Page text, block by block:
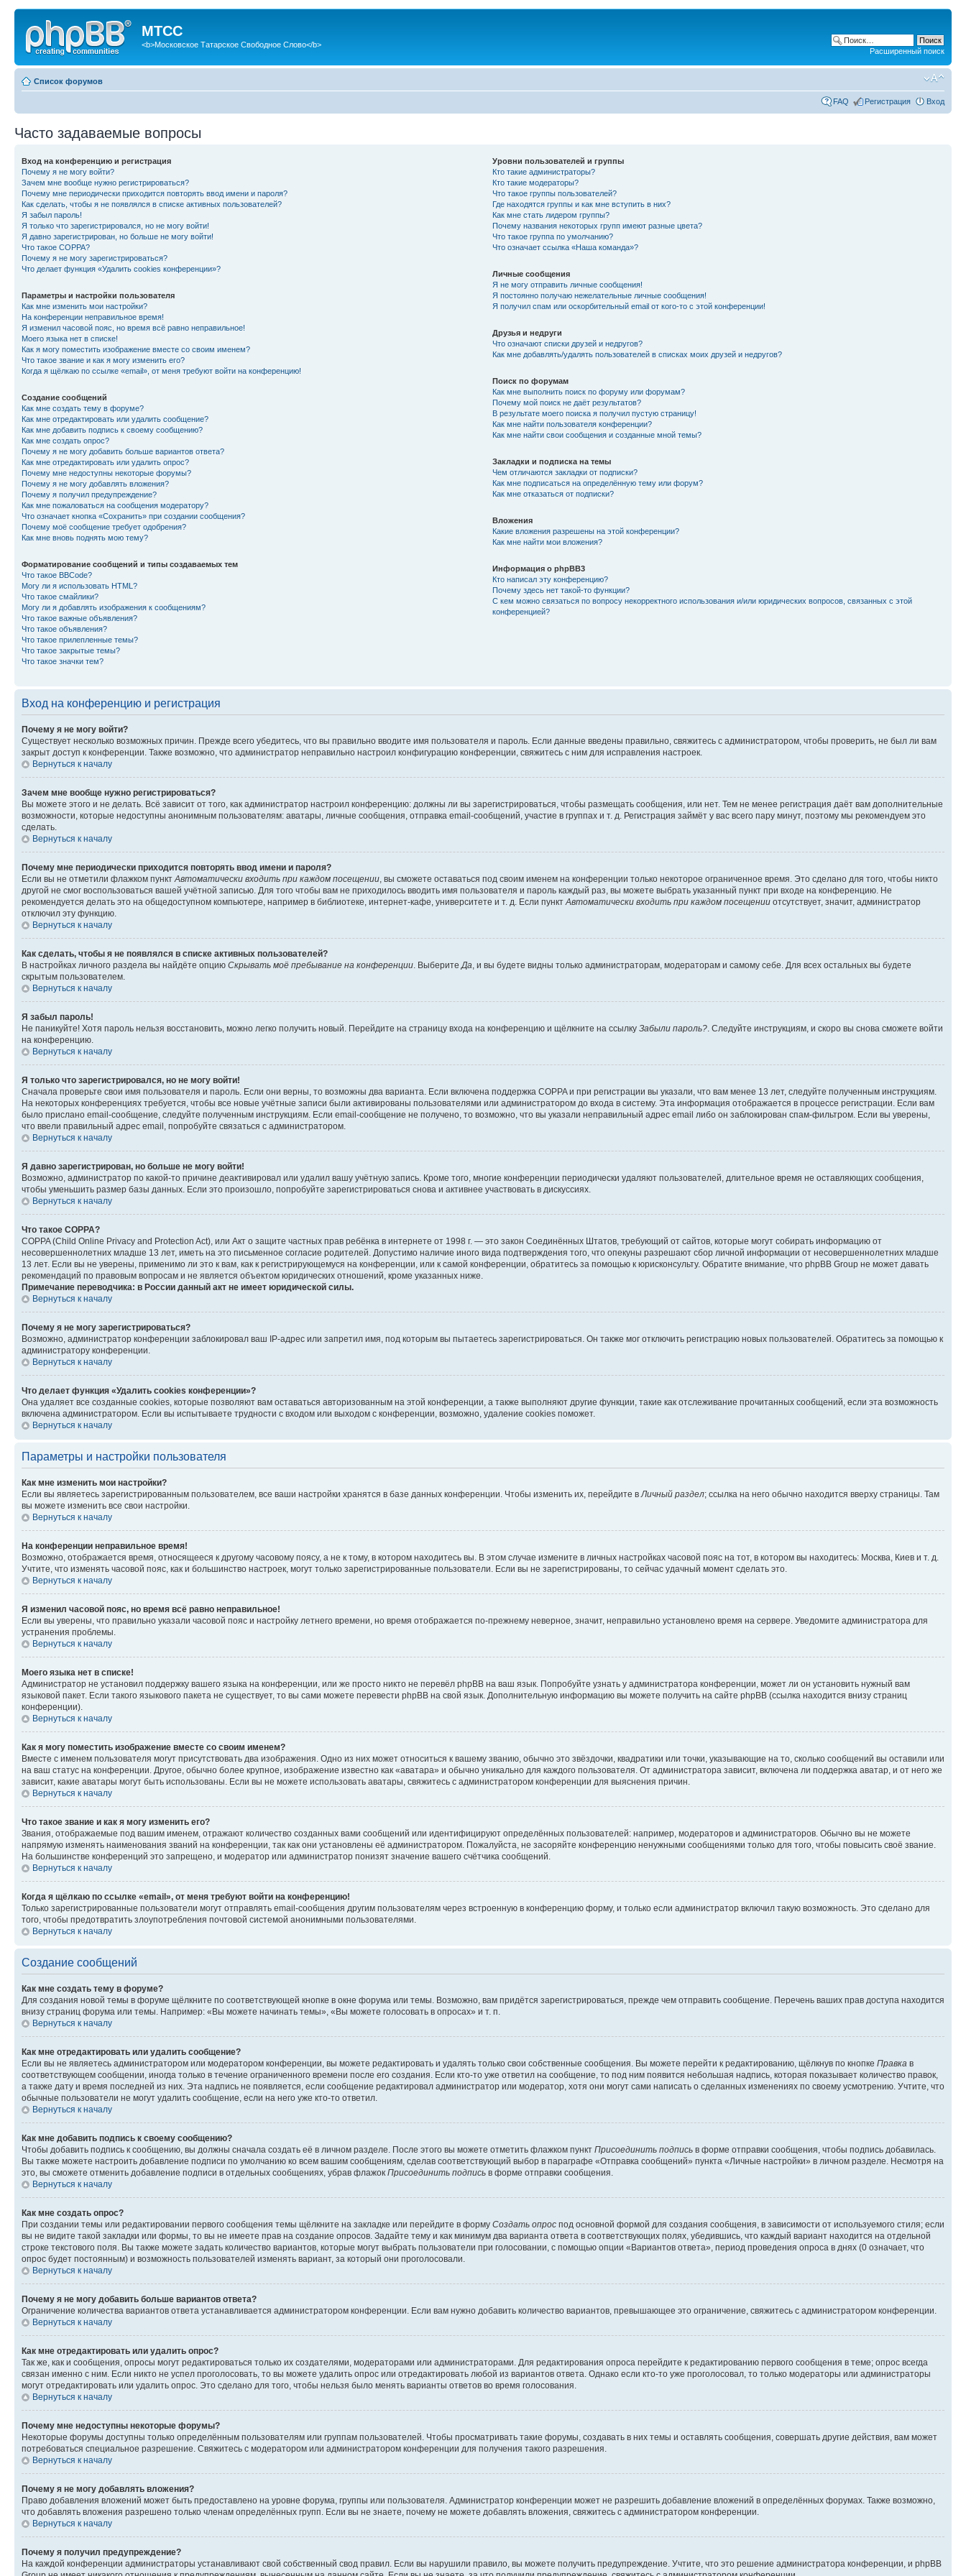
МТСС
<b>Московское Татарское Свободное Слово</b>
Расширенный поиск
Список форумов
FAQ Регистрация Вход
Часто задаваемые вопросы
Вход на конференцию и регистрация
Почему я не могу войти?
Зачем мне вообще нужно регистрироваться?
Почему мне периодически приходится повторять ввод имени и пароля?
Как сделать, чтобы я не появлялся в списке активных пользователей?
Я забыл пароль!
Я только что зарегистрировался, но не могу войти!
Я давно зарегистрирован, но больше не могу войти!
Что такое COPPA?
Почему я не могу зарегистрироваться?
Что делает функция «Удалить cookies конференции»?
Параметры и настройки пользователя
Как мне изменить мои настройки?
На конференции неправильное время!
Я изменил часовой пояс, но время всё равно неправильное!
Моего языка нет в списке!
Как я могу поместить изображение вместе со своим именем?
Что такое звание и как я могу изменить его?
Когда я щёлкаю по ссылке «email», от меня требуют войти на конференцию!
Создание сообщений
Как мне создать тему в форуме?
Как мне отредактировать или удалить сообщение?
Как мне добавить подпись к своему сообщению?
Как мне создать опрос?
Почему я не могу добавить больше вариантов ответа?
Как мне отредактировать или удалить опрос?
Почему мне недоступны некоторые форумы?
Почему я не могу добавлять вложения?
Почему я получил предупреждение?
Как мне пожаловаться на сообщения модератору?
Что означает кнопка «Сохранить» при создании сообщения?
Почему моё сообщение требует одобрения?
Как мне вновь поднять мою тему?
Форматирование сообщений и типы создаваемых тем
Что такое BBCode?
Могу ли я использовать HTML?
Что такое смайлики?
Могу ли я добавлять изображения к сообщениям?
Что такое важные объявления?
Что такое объявления?
Что такое прилепленные темы?
Что такое закрытые темы?
Что такое значки тем?
Уровни пользователей и группы
Кто такие администраторы?
Кто такие модераторы?
Что такое группы пользователей?
Где находятся группы и как мне вступить в них?
Как мне стать лидером группы?
Почему названия некоторых групп имеют разные цвета?
Что такое группа по умолчанию?
Что означает ссылка «Наша команда»?
Личные сообщения
Я не могу отправить личные сообщения!
Я постоянно получаю нежелательные личные сообщения!
Я получил спам или оскорбительный email от кого-то с этой конференции!
Друзья и недруги
Что означают списки друзей и недругов?
Как мне добавлять/удалять пользователей в списках моих друзей и недругов?
Поиск по форумам
Как мне выполнить поиск по форуму или форумам?
Почему мой поиск не даёт результатов?
В результате моего поиска я получил пустую страницу!
Как мне найти пользователя конференции?
Как мне найти свои сообщения и созданные мной темы?
Закладки и подписка на темы
Чем отличаются закладки от подписки?
Как мне подписаться на определённую тему или форум?
Как мне отказаться от подписки?
Вложения
Какие вложения разрешены на этой конференции?
Как мне найти мои вложения?
Информация о phpBB3
Кто написал эту конференцию?
Почему здесь нет такой-то функции?
С кем можно связаться по вопросу некорректного использования и/или юридических вопросов, связанных с этой
конференцией?
Вход на конференцию и регистрация
Почему я не могу войти?
Существует несколько возможных причин. Прежде всего убедитесь, что вы правильно вводите имя пользователя и пароль. Если данные введены правильно, свяжитесь с администратором, чтобы проверить, не был ли вам
закрыт доступ к конференции. Также возможно, что администратор неправильно настроил конфигурацию конференции, свяжитесь с ним для исправления настроек.
Вернуться к началу
Зачем мне вообще нужно регистрироваться?
Вы можете этого и не делать. Всё зависит от того, как администратор настроил конференцию: должны ли вы зарегистрироваться, чтобы размещать сообщения, или нет. Тем не менее регистрация даёт вам дополнительные
возможности, которые недоступны анонимным пользователям: аватары, личные сообщения, отправка email-сообщений, участие в группах и т. д. Регистрация займёт у вас всего пару минут, поэтому мы рекомендуем это
сделать.
Вернуться к началу
Почему мне периодически приходится повторять ввод имени и пароля?
Если вы не отметили флажком пункт Автоматически входить при каждом посещении , вы сможете оставаться под своим именем на конференции только некоторое ограниченное время. Это сделано для того, чтобы никто
другой не смог воспользоваться вашей учётной записью. Для того чтобы вам не приходилось вводить имя пользователя и пароль каждый раз, вы можете выбрать указанный пункт при входе на конференцию. Не
рекомендуется делать это на общедоступном компьютере, например в библиотеке, интернет-кафе, университете и т. д. Если пункт Автоматически входить при каждом посещении отсутствует, значит, администратор
отключил эту функцию.
Вернуться к началу
Как сделать, чтобы я не появлялся в списке активных пользователей?
В настройках личного раздела вы найдёте опцию Скрывать моё пребывание на конференции . Выберите Да , и вы будете видны только администраторам, модераторам и самому себе. Для всех остальных вы будете
скрытым пользователем.
Вернуться к началу
Я забыл пароль!
Не паникуйте! Хотя пароль нельзя восстановить, можно легко получить новый. Перейдите на страницу входа на конференцию и щёлкните на ссылку Забыли пароль? . Следуйте инструкциям, и скоро вы снова сможете войти
на конференцию.
Вернуться к началу
Я только что зарегистрировался, но не могу войти!
Сначала проверьте свои имя пользователя и пароль. Если они верны, то возможны два варианта. Если включена поддержка COPPA и при регистрации вы указали, что вам менее 13 лет, следуйте полученным инструкциям.
На некоторых конференциях требуется, чтобы все новые учётные записи были активированы пользователями или администратором до входа в систему. Эта информация отображается в процессе регистрации. Если вам
было прислано email-сообщение, следуйте полученным инструкциям. Если email-сообщение не получено, то возможно, что вы указали неправильный адрес email либо он заблокирован спам-фильтром. Если вы уверены,
что ввели правильный адрес email, попробуйте связаться с администратором.
Вернуться к началу
Я давно зарегистрирован, но больше не могу войти!
Возможно, администратор по какой-то причине деактивировал или удалил вашу учётную запись. Кроме того, многие конференции периодически удаляют пользователей, длительное время не оставляющих сообщения,
чтобы уменьшить размер базы данных. Если это произошло, попробуйте зарегистрироваться снова и активнее участвовать в дискуссиях.
Вернуться к началу
Что такое COPPA?
COPPA (Child Online Privacy and Protection Act), или Акт о защите частных прав ребёнка в интернете от 1998 г. — это закон Соединённых Штатов, требующий от сайтов, которые могут собирать информацию от
несовершеннолетних младше 13 лет, иметь на это письменное согласие родителей. Допустимо наличие иного вида подтверждения того, что опекуны разрешают сбор личной информации от несовершеннолетних младше
13 лет. Если вы не уверены, применимо ли это к вам, как к регистрирующемуся на конференции, или к самой конференции, обратитесь за помощью к юрисконсульту. Обратите внимание, что phpBB Group не может давать
рекомендаций по правовым вопросам и не является объектом юридических отношений, кроме указанных ниже.
Примечание переводчика: в России данный акт не имеет юридической силы.
Вернуться к началу
Почему я не могу зарегистрироваться?
Возможно, администратор конференции заблокировал ваш IP-адрес или запретил имя, под которым вы пытаетесь зарегистрироваться. Он также мог отключить регистрацию новых пользователей. Обратитесь за помощью к
администратору конференции.
Вернуться к началу
Что делает функция «Удалить cookies конференции»?
Она удаляет все созданные cookies, которые позволяют вам оставаться авторизованным на этой конференции, а также выполняют другие функции, такие как отслеживание прочитанных сообщений, если эта возможность
включена администратором. Если вы испытываете трудности с входом или выходом с конференции, возможно, удаление cookies поможет.
Вернуться к началу
Параметры и настройки пользователя
Как мне изменить мои настройки?
Если вы являетесь зарегистрированным пользователем, все ваши настройки хранятся в базе данных конференции. Чтобы изменить их, перейдите в Личный раздел; ссылка на него обычно находится вверху страницы. Там
вы можете изменить все свои настройки.
Вернуться к началу
На конференции неправильное время!
Возможно, отображается время, относящееся к другому часовому поясу, а не к тому, в котором находитесь вы. В этом случае измените в личных настройках часовой пояс на тот, в котором вы находитесь: Москва, Киев и т. д.
Учтите, что изменять часовой пояс, как и большинство настроек, могут только зарегистрированные пользователи. Если вы не зарегистрированы, то сейчас удачный момент сделать это.
Вернуться к началу
Я изменил часовой пояс, но время всё равно неправильное!
Если вы уверены, что правильно указали часовой пояс и настройку летнего времени, но время отображается по-прежнему неверное, значит, неправильно установлено время на сервере. Уведомите администратора для
устранения проблемы.
Вернуться к началу
Моего языка нет в списке!
Администратор не установил поддержку вашего языка на конференции, или же просто никто не перевёл phpBB на ваш язык. Попробуйте узнать у администратора конференции, может ли он установить нужный вам
языковой пакет. Если такого языкового пакета не существует, то вы сами можете перевести phpBB на свой язык. Дополнительную информацию вы можете получить на сайте phpBB (ссылка находится внизу страниц
конференции).
Вернуться к началу
Как я могу поместить изображение вместе со своим именем?
Вместе с именем пользователя могут присутствовать два изображения. Одно из них может относиться к вашему званию, обычно это звёздочки, квадратики или точки, указывающие на то, сколько сообщений вы оставили или
на ваш статус на конференции. Другое, обычно более крупное, изображение известно как «аватара» и обычно уникально для каждого пользователя. От администратора зависит, включена ли поддержка аватар, и от него же
зависит, какие аватары могут быть использованы. Если вы не можете использовать аватары, свяжитесь с администратором конференции для выяснения причин.
Вернуться к началу
Что такое звание и как я могу изменить его?
Звания, отображаемые под вашим именем, отражают количество созданных вами сообщений или идентифицируют определённых пользователей: например, модераторов и администраторов. Обычно вы не можете
напрямую изменять наименования званий на конференции, так как они установлены её администратором. Пожалуйста, не засоряйте конференцию ненужными сообщениями только для того, чтобы повысить своё звание.
На большинстве конференций это запрещено, и модератор или администратор понизят значение вашего счётчика сообщений.
Вернуться к началу
Когда я щёлкаю по ссылке «email», от меня требуют войти на конференцию!
Только зарегистрированные пользователи могут отправлять email-сообщения другим пользователям через встроенную в конференцию форму, и только если администратор включил такую возможность. Это сделано для
того, чтобы предотвратить злоупотребления почтовой системой анонимными пользователями.
Вернуться к началу
Создание сообщений
Как мне создать тему в форуме?
Для создания новой темы в форуме щёлкните по соответствующей кнопке в окне форума или темы. Возможно, вам придётся зарегистрироваться, прежде чем отправить сообщение. Перечень ваших прав доступа находится
внизу страниц форума или темы. Например: «Вы можете начинать темы», «Вы можете голосовать в опросах» и т. п.
Вернуться к началу
Как мне отредактировать или удалить сообщение?
Если вы не являетесь администратором или модератором конференции, вы можете редактировать и удалять только свои собственные сообщения. Вы можете перейти к редактированию, щёлкнув по кнопке Правка в
соответствующем сообщении, иногда только в течение ограниченного времени после его создания. Если кто-то уже ответил на сообщение, то под ним появится небольшая надпись, которая показывает количество правок,
а также дату и время последней из них. Эта надпись не появляется, если сообщение редактировал администратор или модератор, хотя они могут сами написать о сделанных изменениях по своему усмотрению. Учтите, что
обычные пользователи не могут удалить сообщение, если на него уже кто-то ответил.
Вернуться к началу
Как мне добавить подпись к своему сообщению?
Чтобы добавить подпись к сообщению, вы должны сначала создать её в личном разделе. После этого вы можете отметить флажком пункт Присоединить подпись в форме отправки сообщения, чтобы подпись добавилась.
Вы также можете настроить добавление подписи по умолчанию ко всем вашим сообщениям, сделав соответствующий выбор в параграфе «Отправка сообщений» пункта «Личные настройки» в личном разделе. Несмотря на
это, вы сможете отменить добавление подписи в отдельных сообщениях, убрав флажок Присоединить подпись в форме отправки сообщения.
Вернуться к началу
Как мне создать опрос?
При создании темы или редактировании первого сообщения темы щёлкните на закладке или перейдите в форму Создать опрос под основной формой для создания сообщения, в зависимости от используемого стиля; если
вы не видите такой закладки или формы, то вы не имеете прав на создание опросов. Задайте тему и как минимум два варианта ответа в соответствующих полях, убедившись, что каждый вариант находится на отдельной
строке текстового поля. Вы также можете задать количество вариантов, которые могут выбрать пользователи при голосовании, с помощью опции «Вариантов ответа», период проведения опроса в днях (0 означает, что
опрос будет постоянным) и возможность пользователей изменять вариант, за который они проголосовали.
Вернуться к началу
Почему я не могу добавить больше вариантов ответа?
Ограничение количества вариантов ответа устанавливается администратором конференции. Если вам нужно добавить количество вариантов, превышающее это ограничение, свяжитесь с администратором конференции.
Вернуться к началу
Как мне отредактировать или удалить опрос?
Так же, как и сообщения, опросы могут редактироваться только их создателями, модераторами или администраторами. Для редактирования опроса перейдите к редактированию первого сообщения в теме; опрос всегда
связан именно с ним. Если никто не успел проголосовать, то вы можете удалить опрос или отредактировать любой из вариантов ответа. Однако если кто-то уже проголосовал, то только модераторы или администраторы
могут отредактировать или удалить опрос. Это сделано для того, чтобы нельзя было менять варианты ответов во время голосования.
Вернуться к началу
Почему мне недоступны некоторые форумы?
Некоторые форумы доступны только определённым пользователям или группам пользователей. Чтобы просматривать такие форумы, создавать в них темы и оставлять сообщения, совершать другие действия, вам может
потребоваться специальное разрешение. Свяжитесь с модератором или администратором конференции для получения такого разрешения.
Вернуться к началу
Почему я не могу добавлять вложения?
Право добавления вложений может быть предоставлено на уровне форума, группы или пользователя. Администратор конференции может не разрешить добавление вложений в определённых форумах. Также возможно,
что добавлять вложения разрешено только членам определённых групп. Если вы не знаете, почему не можете добавлять вложения, свяжитесь с администратором конференции.
Вернуться к началу
Почему я получил предупреждение?
На каждой конференции администраторы устанавливают свой собственный свод правил. Если вы нарушили правило, вы можете получить предупреждение. Учтите, что это решение администратора конференции, и phpBB